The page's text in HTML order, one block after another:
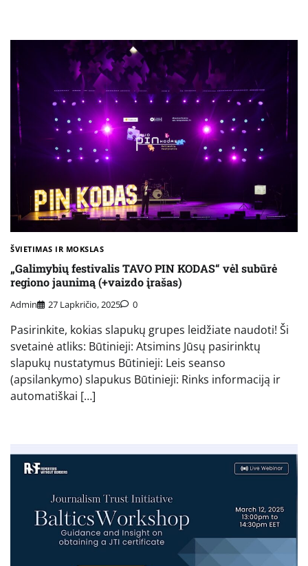
ŠVIETIMAS IR MOKSLAS
„Galimybių festivalis TAVO PIN KODAS“ vėl subūrė
regiono jaunimą (+vaizdo įrašas)
Admin 27 Lapkričio, 2025 0
Pasirinkite, kokias slapukų grupes leidžiate naudoti! Ši
svetainė atliks: Būtinieji: Atsimins Jūsų pasirinktų
slapukų nustatymus Būtinieji: Leis seanso
(apsilankymo) slapukus Būtinieji: Rinks informaciją ir
automatiškai […]